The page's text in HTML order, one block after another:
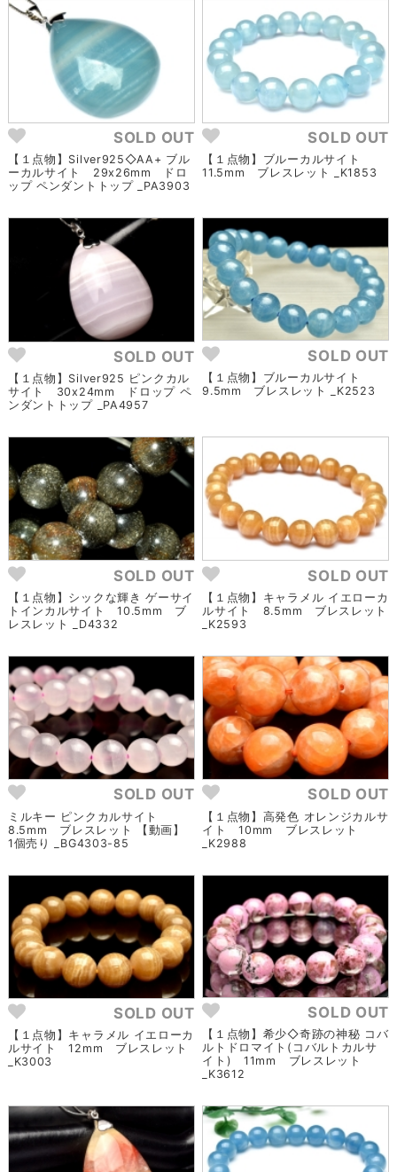
SOLD OUT
【１点物】Silver925◇AA+ ブル
ーカルサイト 29x26mm ドロ
ップ ペンダントトップ _PA3903
SOLD OUT
【１点物】ブルーカルサイト
11.5mm ブレスレット _K1853
SOLD OUT
【１点物】Silver925 ピンクカル
サイト 30x24mm ドロップ ペ
ンダントトップ _PA4957
SOLD OUT
【１点物】ブルーカルサイト
9.5mm ブレスレット _K2523
SOLD OUT
【１点物】シックな輝き ゲーサイ
トインカルサイト 10.5mm ブ
レスレット _D4332
SOLD OUT
【１点物】キャラメル イエローカ
ルサイト 8.5mm ブレスレット
_K2593
SOLD OUT
ミルキー ピンクカルサイト
8.5mm ブレスレット 【動画】
1個売り _BG4303-85
SOLD OUT
【１点物】高発色 オレンジカルサ
イト 10mm ブレスレット
_K2988
SOLD OUT
【１点物】キャラメル イエローカ
ルサイト 12mm ブレスレット
_K3003
SOLD OUT
【１点物】希少◇奇跡の神秘 コバ
ルトドロマイト(コバルトカルサ
イト) 11mm ブレスレット
_K3612